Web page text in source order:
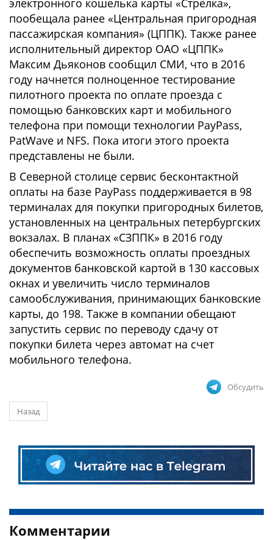
электронного кошелька карты «Стрелка»,
пообещала ранее «Центральная пригородная
пассажирская компания» (ЦППК). Также ранее
исполнительный директор ОАО «ЦППК»
Максим Дьяконов сообщил СМИ, что в 2016
году начнется полноценное тестирование
пилотного проекта по оплате проезда с
помощью банковских карт и мобильного
телефона при помощи технологии PayPass,
PatWave и NFS. Пока итоги этого проекта
представлены не были.
В Северной столице сервис бесконтактной
оплаты на базе PayPass поддерживается в 98
терминалах для покупки пригородных билетов,
установленных на центральных петербургских
вокзалах. В планах «СЗППК» в 2016 году
обеспечить возможность оплаты проездных
документов банковской картой в 130 кассовых
окнах и увеличить число терминалов
самообслуживания, принимающих банковские
карты, до 198. Также в компании обещают
запустить сервис по переводу сдачу от
покупки билета через автомат на счет
мобильного телефона.
Обсудить
Назад
Комментарии